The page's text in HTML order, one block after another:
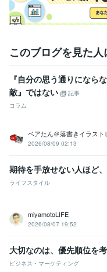
このブログを見た人
『自分の思う通りになら
敵』ではない
記事
コラム
ベアたん＠落書きイラスト
2026/08/09 02:13
期待を手放せない人ほど
ライフスタイル
miyamotoLIFE
2026/08/07 19:52
大切なのは、優先順位を
ビジネス・マーケティング